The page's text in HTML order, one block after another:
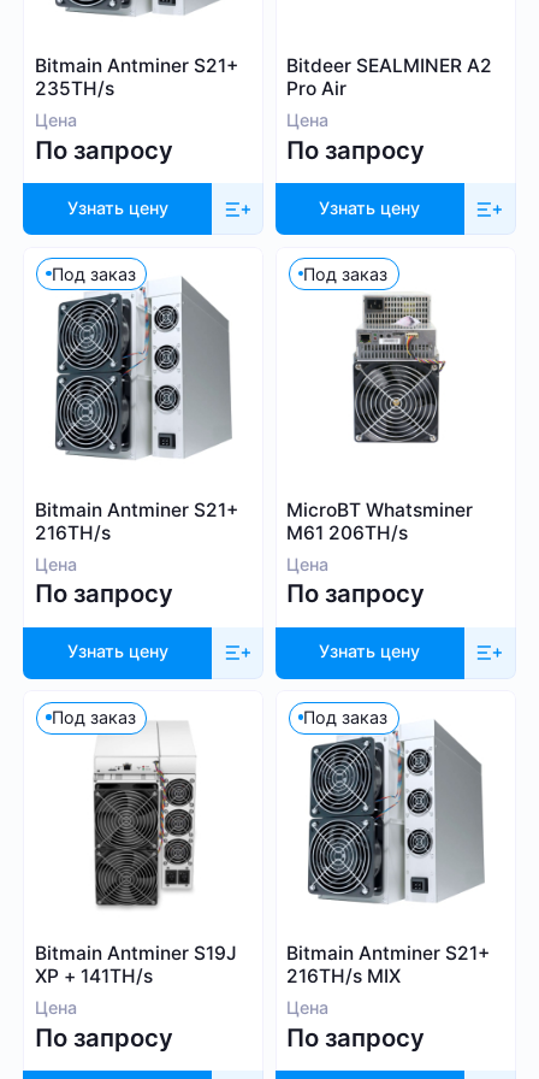
Monacoin (MONA)
MWC-CT31 (MWC)
Radiant (RXD)
Bitcoin SV (BSV)
Monero (XMR)
Whatsminer
Iceriver
Innosilicon
iPollo
iBeLink
Ebang
Применить фильтры
Сбросить
Bitmain Antminer S21+
235TH/s
Цена
По запросу
Узнать цену
Bitdeer SEALMINER A2
Pro Air
Цена
По запросу
Узнать цену
Под заказ
Bitmain Antminer S21+
216TH/s
Цена
По запросу
Узнать цену
Под заказ
MicroBT Whatsminer
M61 206TH/s
Цена
По запросу
Узнать цену
Под заказ
Bitmain Antminer S19J
XP + 141TH/s
Цена
По запросу
Под заказ
Bitmain Antminer S21+
216TH/s MIX
Цена
По запросу